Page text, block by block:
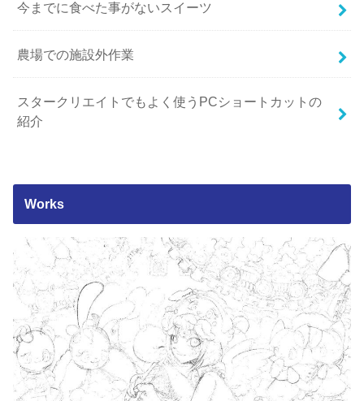
今までに食べた事がないスイーツ
農場での施設外作業
スタークリエイトでもよく使うPCショートカットの
紹介
Works